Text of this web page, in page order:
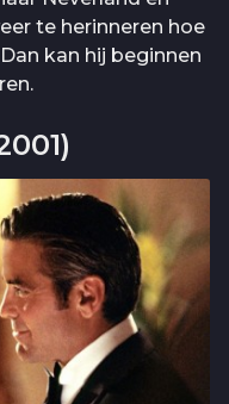
te herinneren hoe
kan hij beginnen